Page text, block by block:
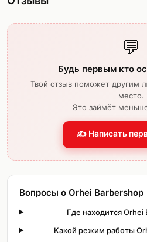
💬
Будь первым кто
Твой отзыв поможет другим
место.
Это займёт
✍️ Написать
Вопросы о Orhei Barbershop
Где находится Orhei
Какой режим работы